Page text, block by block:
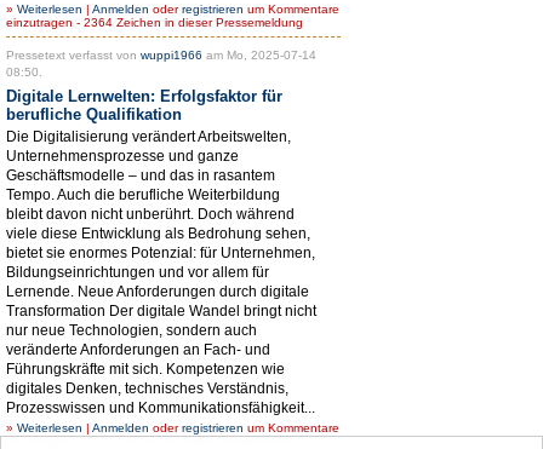
» Weiterlesen | Anmelden oderregistrieren um Kommentare
einzutragen - 2364 Zeichen in dieser Pressemeldung
Pressetext verfasst von wuppi1966 am Mo, 2025-07-14
08:50.
Digitale Lernwelten: Erfolgsfaktor für
berufliche Qualifikation
Die Digitalisierung verändert Arbeitswelten,
Unternehmensprozesse und ganze
Geschäftsmodelle – und das in rasantem
Tempo. Auch die berufliche Weiterbildung
bleibt davon nicht unberührt. Doch während
viele diese Entwicklung als Bedrohung sehen,
bietet sie enormes Potenzial: für Unternehmen,
Bildungseinrichtungen und vor allem für
Lernende. Neue Anforderungen durch digitale
Transformation Der digitale Wandel bringt nicht
nur neue Technologien, sondern auch
veränderte Anforderungen an Fach- und
Führungskräfte mit sich. Kompetenzen wie
digitales Denken, technisches Verständnis,
Prozesswissen und Kommunikationsfähigkeit...
» Weiterlesen | Anmelden oderregistrieren um Kommentare
einzutragen - 2528 Zeichen in dieser Pressemeldung